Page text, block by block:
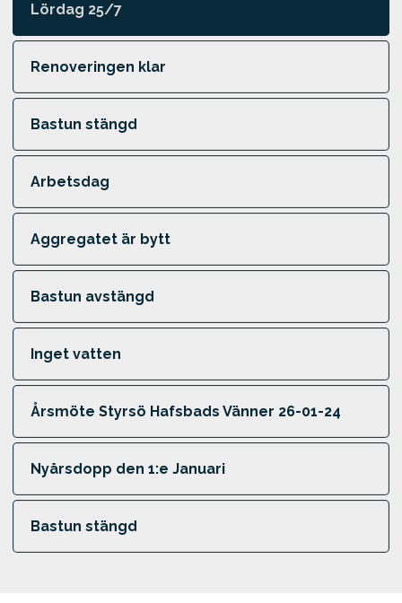
Lördag 25/7
Renoveringen klar
Bastun stängd
Arbetsdag
Aggregatet är bytt
Bastun avstängd
Inget vatten
Årsmöte Styrsö Hafsbads Vänner 26-01-24
Nyårsdopp den 1:e Januari
Bastun stängd